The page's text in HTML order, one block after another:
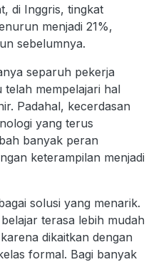
di Inggris, tingkat
menjadi 21%,
sebelumnya.
separuh pekerja
mempelajari hal
Padahal, kecerdasan
yang terus
banyak peran
keterampilan menjadi
solusi yang menarik.
terasa lebih mudah
dikaitkan dengan
formal. Bagi banyak